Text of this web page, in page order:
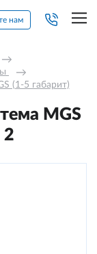
нам
→
→
(1-5 габарит)
MGS
2